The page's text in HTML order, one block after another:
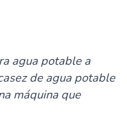
agua potable a
de agua potable
máquina que